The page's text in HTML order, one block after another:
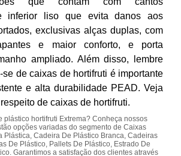
inferior liso que evita danos aos
exclusivas alças duplas, com
e maior conforto, e porta
ampliado. Além disso, lembre
de caixas de hortifruti é importante
e alta durabilidade PEAD. Veja
de caixas de hortifruti.
plástico hortifruti Extrema? Conheça nossos
opções variadas do segmento de Caixas
Plástica, Cadeira De Plástico Branca, Cadeiras
De Plástico, Pallets De Plástico, Estrado De
Garantimos a satisfação dos clientes através